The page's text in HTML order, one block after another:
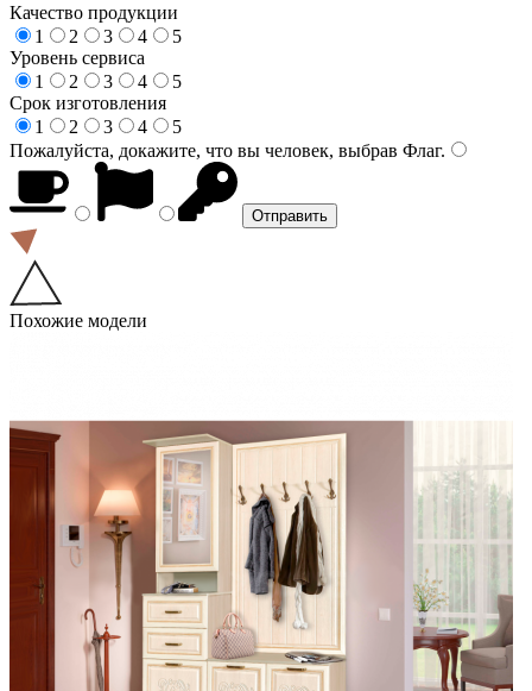
Качество продукции
1
2 3 4
5
Уровень сервиса
1
2 3 4
5
Срок изготовления
1
2 3 4
5
Пожалуйста, докажите, что вы человек, выбрав Флаг.
Похожие модели